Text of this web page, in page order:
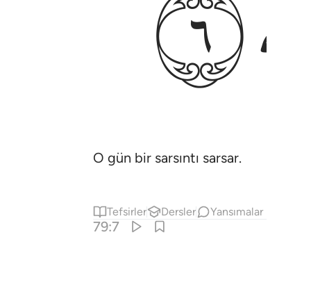
ﲤ
O gün bir sarsıntı sarsar.
Tefsirler Dersler Yansımalar
79:7